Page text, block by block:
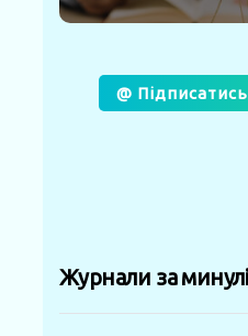
@
Журнали за минулі